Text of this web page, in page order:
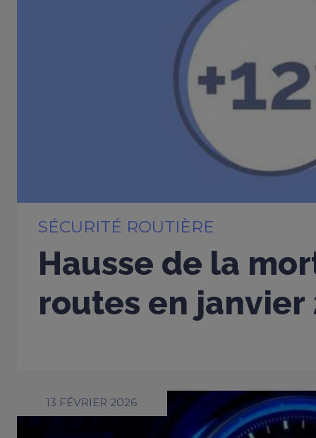
SÉCURITÉ ROUTIÈRE
Hausse de la
routes en janvier
13 FÉVRIER 2026